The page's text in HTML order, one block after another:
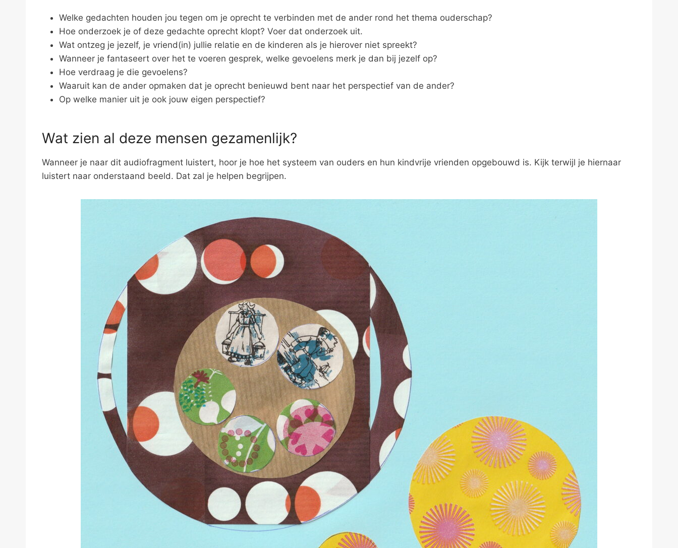
Welke gedachten houden jou tegen om je oprecht te verbinden met de ander rond het thema ouderschap?
Hoe onderzoek je of deze gedachte oprecht klopt? Voer dat onderzoek uit.
Wat ontzeg je jezelf, je vriend(in) jullie relatie en de kinderen als je hierover niet spreekt?
Wanneer je fantaseert over het te voeren gesprek, welke gevoelens merk je dan bij jezelf op?
Hoe verdraag je die gevoelens?
Waaruit kan de ander opmaken dat je oprecht benieuwd bent naar het perspectief van de ander?
Op welke manier uit je ook jouw eigen perspectief?
Wat zien al deze mensen gezamenlijk?
Wanneer je naar dit audiofragment luistert, hoor je hoe het systeem van ouders en hun kindvrije vrienden opgebouwd is. Kijk terwijl je hiernaar
luistert naar onderstaand beeld. Dat zal je helpen begrijpen.